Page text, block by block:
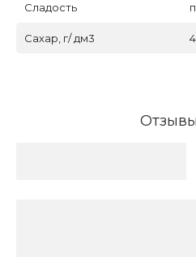
Сладость
Сахар, г/ дм3
Отзывы